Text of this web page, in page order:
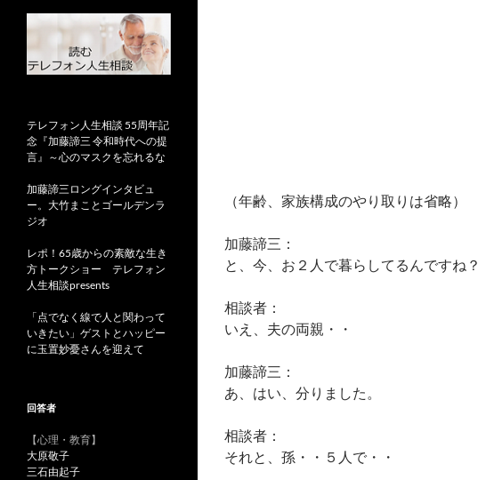
（年齢、家族構成のやり取りは省略）
加藤諦三：
と、今、お２人で暮らしてるんですね？
相談者：
いえ、夫の両親・・
加藤諦三：
あ、はい、分りました。
相談者：
それと、孫・・５人で・・
テレフォン人生相談 55周年記
念『加藤諦三 令和時代への提
言』～心のマスクを忘れるな
加藤諦三ロングインタビュ
ー。大竹まことゴールデンラ
ジオ
レポ！65歳からの素敵な生き
方トークショー テレフォン
人生相談presents
「点でなく線で人と関わって
いきたい」ゲストとハッピー
に玉置妙憂さんを迎えて
回答者
【心理・教育】
大原敬子
三石由起子